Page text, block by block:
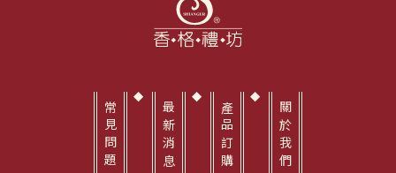
常見問題 最新消息 產品訂購 關於我們